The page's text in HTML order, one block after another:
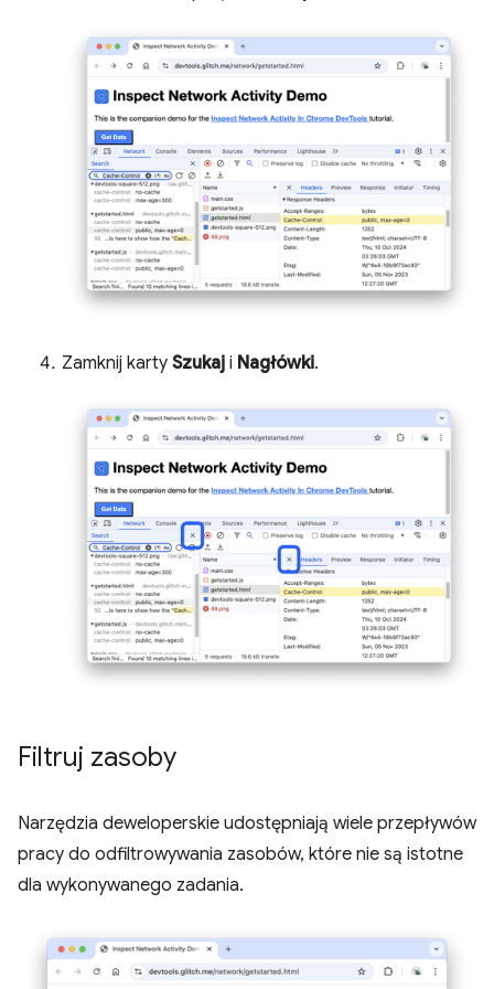
Zamknij karty Szukaj i Nagłówki.
Filtruj zasoby
Narzędzia deweloperskie udostępniają wiele przepływów
pracy do odfiltrowywania zasobów, które nie są istotne
dla wykonywanego zadania.